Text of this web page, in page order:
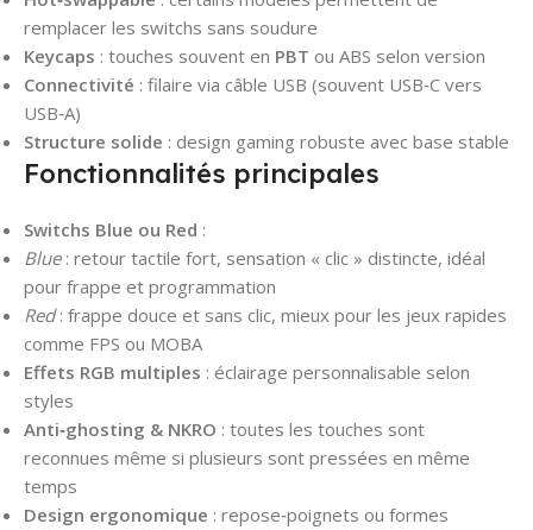
remplacer les switchs sans soudure
Keycaps : touches souvent en PBT ou ABS selon version
Connectivité : filaire via câble USB (souvent USB‑C vers
USB‑A)
Structure solide : design gaming robuste avec base stable
Fonctionnalités principales
Switchs Blue ou Red :
Blue: retour tactile fort, sensation « clic » distincte, idéal
pour frappe et programmation
Red: frappe douce et sans clic, mieux pour les jeux rapides
comme FPS ou MOBA
Effets RGB multiples : éclairage personnalisable selon
styles
Anti‑ghosting & NKRO : toutes les touches sont
reconnues même si plusieurs sont pressées en même
temps
Design ergonomique : repose‑poignets ou formes